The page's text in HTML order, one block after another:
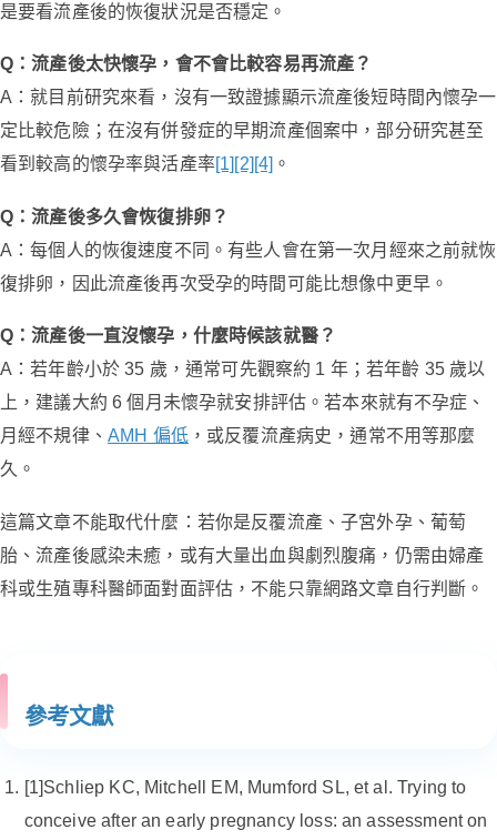
是要看流產後的恢復狀況是否穩定。
Q：流產後太快懷孕，會不會比較容易再流產？
A：就目前研究來看，沒有一致證據顯示流產後短時間內懷孕一
定比較危險；在沒有併發症的早期流產個案中，部分研究甚至
看到較高的懷孕率與活產率[1] [2] [4] 。
Q：流產後多久會恢復排卵？
A：每個人的恢復速度不同。有些人會在第一次月經來之前就恢
復排卵，因此流產後再次受孕的時間可能比想像中更早。
Q：流產後一直沒懷孕，什麼時候該就醫？
A：若年齡小於 35 歲，通常可先觀察約 1 年；若年齡 35 歲以
上，建議大約 6 個月未懷孕就安排評估。若本來就有不孕症、
月經不規律、 AMH 偏低，或反覆流產病史，通常不用等那麼
久。
這篇文章不能取代什麼：若你是反覆流產、子宮外孕、葡萄
胎、流產後感染未癒，或有大量出血與劇烈腹痛，仍需由婦產
科或生殖專科醫師面對面評估，不能只靠網路文章自行判斷。
參考文獻
[1]Schliep KC, Mitchell EM, Mumford SL, et al. Trying to
conceive after an early pregnancy loss: an assessment on